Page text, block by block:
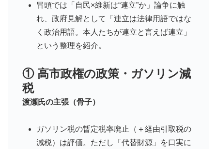
冒頭では「自民×維新は“連立”か」論争に触
れ、政府見解として「連立は法律用語ではな
く政治用語。本人たちが連立と言えば連立」
という整理を紹介。
① 高市政権の政策・ガソリン減
税
渡瀬氏の主張（骨子）
ガソリン税の暫定税率廃止（＋経由引取税の
減税）は評価。ただし「代替財源」を口実に